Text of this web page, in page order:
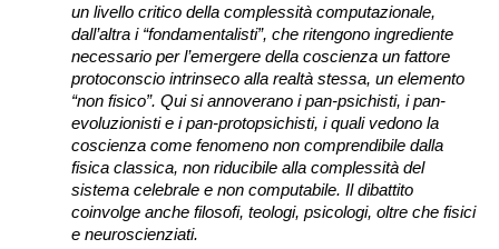
un livello critico della complessità computazionale,
dall’altra i “fondamentalisti”, che ritengono ingrediente
necessario per l’emergere della coscienza un fattore
protoconscio intrinseco alla realtà stessa, un elemento
“non fisico”. Qui si annoverano i pan-psichisti, i pan-
evoluzionisti e i pan-protopsichisti, i quali vedono la
coscienza come fenomeno non comprendibile dalla
fisica classica, non riducibile alla complessità del
sistema celebrale e non computabile. Il dibattito
coinvolge anche filosofi, teologi, psicologi, oltre che fisici
e neuroscienziati.